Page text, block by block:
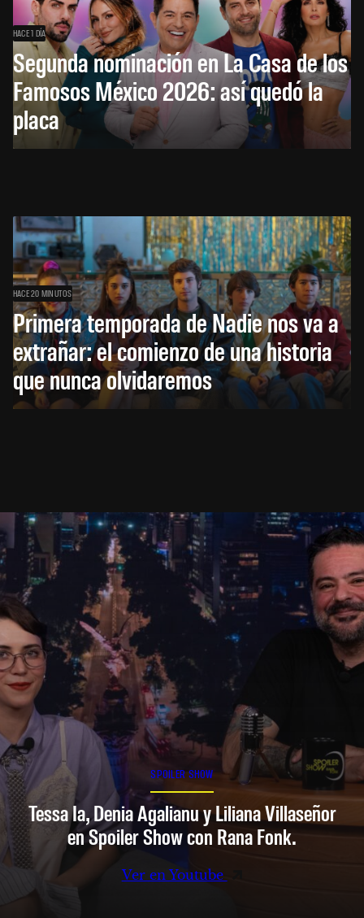
HACE 1 DÍA
Segunda nominación en La Casa de los
Famosos México 2026: así quedó la
placa
HACE 20 MINUTOS
Primera temporada de Nadie nos va a
extrañar: el comienzo de una historia
que nunca olvidaremos
SPOILER SHOW
Tessa Ia, Denia Agalianu y Liliana Villaseñor
en Spoiler Show con Rana Fonk.
Ver en Youtube